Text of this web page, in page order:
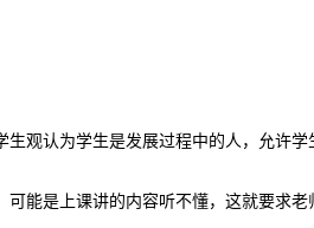
生观认为学生是发展过程中的人，允许学
可能是上课讲的内容听不懂，这就要求